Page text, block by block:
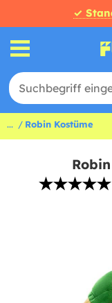
✓
... Robin Kostüme